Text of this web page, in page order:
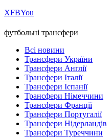
ХFBYou
футбольні трансфери
Всі новини
Трансфери України
Трансфери Англії
Трансфери Італії
Трансфери Іспанії
Трансфери Німеччини
Трансфери Франції
Трансфери Португалії
Трансфери Нідерландів
Трансфери Туреччини